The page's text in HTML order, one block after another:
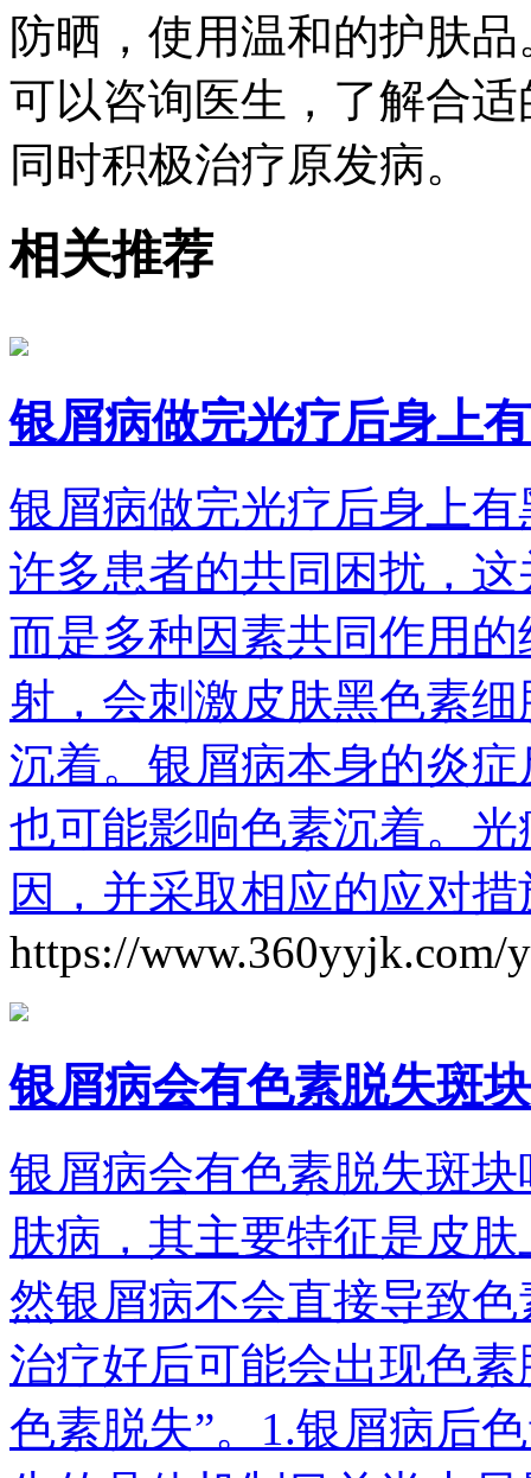
防晒，使用温和的护肤
可以咨询医生，了解合
同时积极治疗原发病。
相关推荐
银屑病做完光疗后身上
银屑病做完光疗后身上
许多患者的共同困扰，
而是多种因素共同作用
射，会刺激皮肤黑色素
沉着。银屑病本身的炎
也可能影响色素沉着。
因，并采取相应的应对
https://www.360yyjk.com/
银屑病会有色素脱失斑
银屑病会有色素脱失斑
肤病，其主要特征是皮
然银屑病不会直接导致
治疗好后可能会出现色
色素脱失”。1.银屑病后